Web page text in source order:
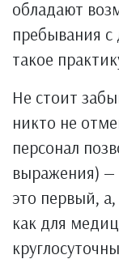
обладают
пребывания
такое
Не стоит
никто не
персонал
выражения)
это первый,
как для